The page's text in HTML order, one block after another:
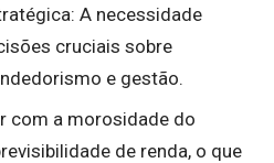
A necessidade
cruciais sobre
e gestão.
com a morosidade do
de renda, o que